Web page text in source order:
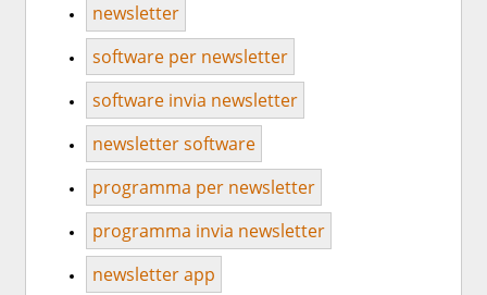
newsletter
software per newsletter
software invia newsletter
newsletter software
programma per newsletter
programma invia newsletter
newsletter app